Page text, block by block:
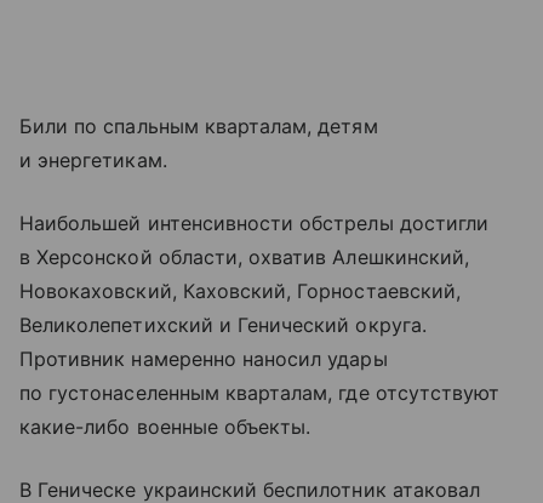
Били по спальным кварталам, детям
и энергетикам.
Наибольшей интенсивности обстрелы достигли
в Херсонской области, охватив Алешкинский,
Новокаховский, Каховский, Горностаевский,
Великолепетихский и Генический округа.
Противник намеренно наносил удары
по густонаселенным кварталам, где отсутствуют
какие-либо военные объекты.
В Геническе украинский беспилотник атаковал